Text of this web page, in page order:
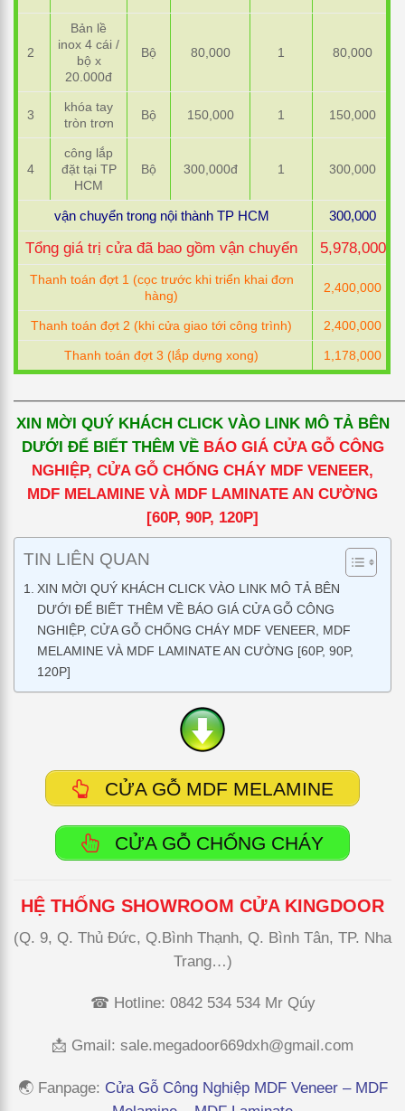
2
Bản lề
inox 4 cái /
bộ x
20.000đ
Bộ 80,000 1 80,000
3
khóa tay
tròn trơn
Bộ 150,000 1 150,000
4
công lắp
đặt tại TP
HCM
Bộ 300,000đ 1 300,000
vận chuyển trong nội thành TP HCM 300,000
Tổng giá trị cửa đã bao gồm vận chuyển 5,978,000
Thanh toán đợt 1 (cọc trước khi triển khai đơn
hàng)
2,400,000
Thanh toán đợt 2 (khi cửa giao tới công trình) 2,400,000
Thanh toán đợt 3 (lắp dựng xong) 1,178,000
XIN MỜI QUÝ KHÁCH CLICK VÀO LINK MÔ TẢ BÊN
DƯỚI ĐỂ BIẾT THÊM VỀBÁO GIÁ CỬA GỖ CÔNG
NGHIỆP, CỬA GỖ CHỐNG CHÁY MDF VENEER,
MDF MELAMINE VÀ MDF LAMINATE AN CƯỜNG
[60P, 90P, 120P]
TIN LIÊN QUAN
XIN MỜI QUÝ KHÁCH CLICK VÀO LINK MÔ TẢ BÊN
DƯỚI ĐỂ BIẾT THÊM VỀ BÁO GIÁ CỬA GỖ CÔNG
NGHIỆP, CỬA GỖ CHỐNG CHÁY MDF VENEER, MDF
MELAMINE VÀ MDF LAMINATE AN CƯỜNG [60P, 90P,
120P]
CỬA GỖ MDF MELAMINE
CỬA GỖ CHỐNG CHÁY
HỆ THỐNG SHOWROOM CỬA KINGDOOR
(Q. 9, Q. Thủ Đức, Q.Bình Thạnh, Q. Bình Tân, TP. Nha
Trang…)
☎ Hotline: 0842 534 534 Mr Qúy
📩 Gmail: sale.megadoor669dxh@gmail.com
🌏 Fanpage: Cửa Gỗ Công Nghiệp MDF Veneer – MDF